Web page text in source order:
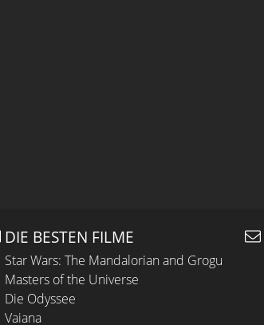
DIE BESTEN FILME
Star Wars: The Mandalorian and Grogu
Masters of the Universe
Die Odyssee
Vaiana